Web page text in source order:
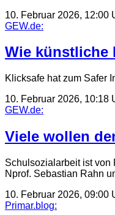
10. Februar 2026, 12:00
GEW.de:
Wie künstliche
Klicksafe hat zum Safer
10. Februar 2026, 10:18
GEW.de:
Viele wollen
Schulsozialarbeit ist von
Nprof. Sebastian Rahn
10. Februar 2026, 09:00
Primar.blog: